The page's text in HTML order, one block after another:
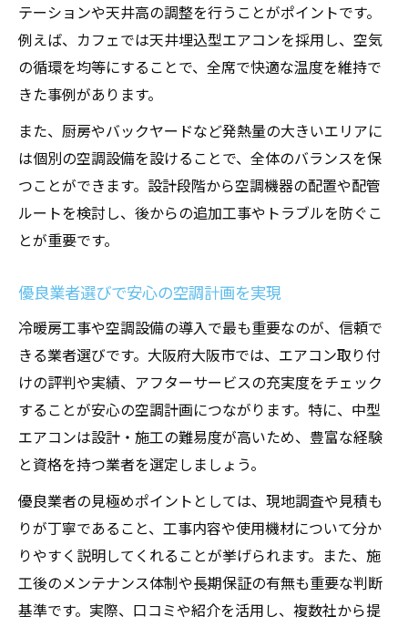
テーションや天井高の調整を行うことがポイントです。
例えば、カフェでは天井埋込型エアコンを採用し、空気
の循環を均等にすることで、全席で快適な温度を維持で
きた事例があります。
また、厨房やバックヤードなど発熱量の大きいエリアに
は個別の空調設備を設けることで、全体のバランスを保
つことができます。設計段階から空調機器の配置や配管
ルートを検討し、後からの追加工事やトラブルを防ぐこ
とが重要です。
優良業者選びで安心の空調計画を実現
冷暖房工事や空調設備の導入で最も重要なのが、信頼で
きる業者選びです。大阪府大阪市では、エアコン取り付
けの評判や実績、アフターサービスの充実度をチェック
することが安心の空調計画につながります。特に、中型
エアコンは設計・施工の難易度が高いため、豊富な経験
と資格を持つ業者を選定しましょう。
優良業者の見極めポイントとしては、現地調査や見積も
りが丁寧であること、工事内容や使用機材について分か
りやすく説明してくれることが挙げられます。また、施
工後のメンテナンス体制や長期保証の有無も重要な判断
基準です。実際、口コミや紹介を活用し、複数社から提